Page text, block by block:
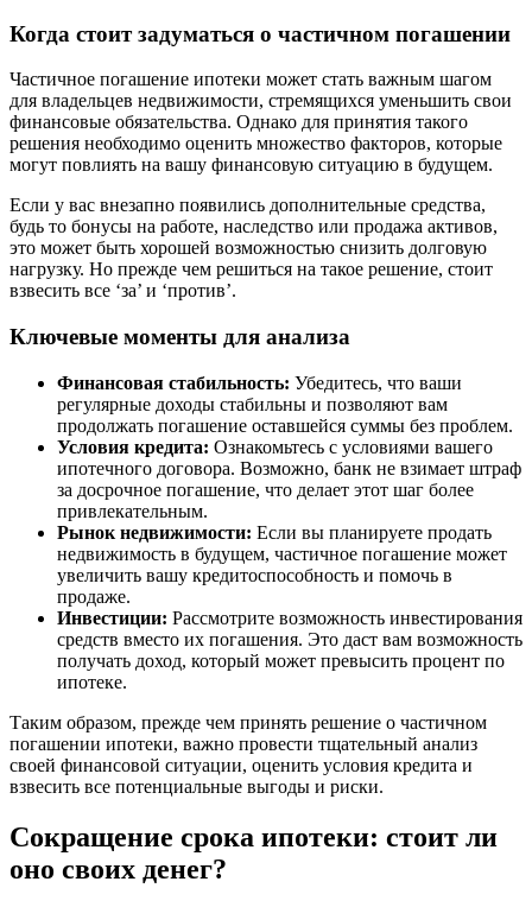
Когда стоит задуматься о частичном погашении
Частичное погашение ипотеки может стать важным шагом
для владельцев недвижимости, стремящихся уменьшить свои
финансовые обязательства. Однако для принятия такого
решения необходимо оценить множество факторов, которые
могут повлиять на вашу финансовую ситуацию в будущем.
Если у вас внезапно появились дополнительные средства,
будь то бонусы на работе, наследство или продажа активов,
это может быть хорошей возможностью снизить долговую
нагрузку. Но прежде чем решиться на такое решение, стоит
взвесить все ‘за’ и ‘против’.
Ключевые моменты для анализа
Финансовая стабильность: Убедитесь, что ваши
регулярные доходы стабильны и позволяют вам
продолжать погашение оставшейся суммы без проблем.
Условия кредита: Ознакомьтесь с условиями вашего
ипотечного договора. Возможно, банк не взимает штраф
за досрочное погашение, что делает этот шаг более
привлекательным.
Рынок недвижимости: Если вы планируете продать
недвижимость в будущем, частичное погашение может
увеличить вашу кредитоспособность и помочь в
продаже.
Инвестиции: Рассмотрите возможность инвестирования
средств вместо их погашения. Это даст вам возможность
получать доход, который может превысить процент по
ипотеке.
Таким образом, прежде чем принять решение о частичном
погашении ипотеки, важно провести тщательный анализ
своей финансовой ситуации, оценить условия кредита и
взвесить все потенциальные выгоды и риски.
Сокращение срока ипотеки: стоит ли
оно своих денег?